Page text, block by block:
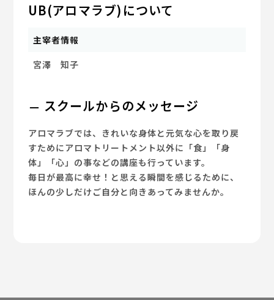
UB(アロマラブ)について
主宰者情報
宮澤 知子
スクールからのメッセージ
アロマラブでは、きれいな身体と元気な心を取り戻
すためにアロマトリートメント以外に「食」「身
体」「心」の事などの講座も行っています。
毎日が最高に幸せ！と思える瞬間を感じるために、
ほんの少しだけご自分と向きあってみませんか。